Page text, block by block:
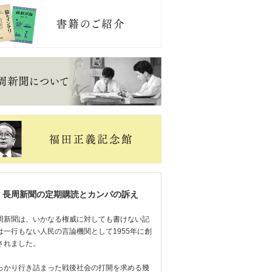
長周新聞の定期購読とカンパの訴え
新聞は、いかなる権威に対しても書けない記
一行もない人民の言論機関として1955年に創
れました。
かり行き詰まった戦後社会の打開を求める幾